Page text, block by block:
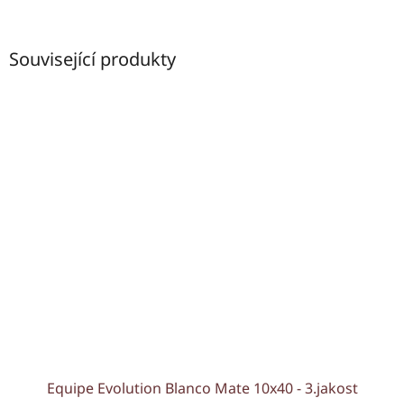
Související produkty
Equipe Evolution Blanco Mate 10x40 - 3.jakost